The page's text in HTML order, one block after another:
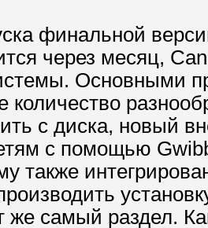
финальной
через месяц,
Основными
количество
с диска, новый
с помощью
также
же самый раздел.